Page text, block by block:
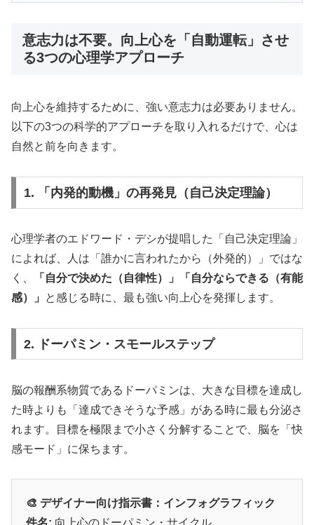
意志力は不要。向上心を「自動運転」させ
る3つの心理学アプローチ
向上心を維持するために、強い意志力は必要ありません。
以下の3つの科学的アプローチを取り入れるだけで、心は
自然と前を向きます。
1. 「内発的動機」の再発見（自己決定理論）
心理学者のエドワード・デシが提唱した「自己決定理論」
によれば、人は「誰かに言われたから（外発的）」ではな
く、
「自分で決めた（自律性）」「自分ならできる（有能
感）」
と感じる時に、最も強い向上心を発揮します。
2. ドーパミン・スモールステップ
脳の報酬系物質であるドーパミンは、大きな目標を達成し
た時よりも「達成できそうな予感」がある時に最も分泌さ
れます。目標を極限まで小さく分解することで、脳を「快
感モード」に保ちます。
🎨 デザイナー向け指示書：インフォグラフィック